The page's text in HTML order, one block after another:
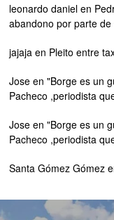
leonardo daniel en
abandono por parte de
jajaja en Pleito entre
Jose en"Borge es un
Pacheco ,periodista
Jose en"Borge es un
Pacheco ,periodista
Santa Gómez Gómez